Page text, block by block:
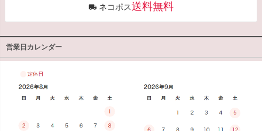
ネコポス送料無料
営業日カレンダー